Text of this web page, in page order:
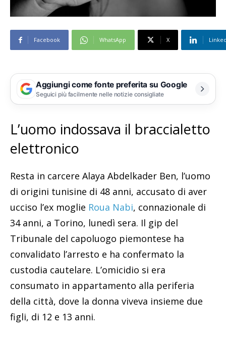
Facebook WhatsApp X
Aggiungi come fonte preferita su Google
Seguici più facilmente nelle notizie consigliate
L’uomo indossava il braccialetto
elettronico
Resta in carcere Alaya Abdelkader Ben, l’uomo
di origini tunisine di 48 anni, accusato di aver
ucciso l’ex moglie Roua Nabi, connazionale di
34 anni, a Torino, lunedì sera. Il gip del
Tribunale del capoluogo piemontese ha
convalidato l’arresto e ha confermato la
custodia cautelare. L’omicidio si era
consumato in appartamento alla periferia
della città, dove la donna viveva insieme due
figli, di 12 e 13 anni.